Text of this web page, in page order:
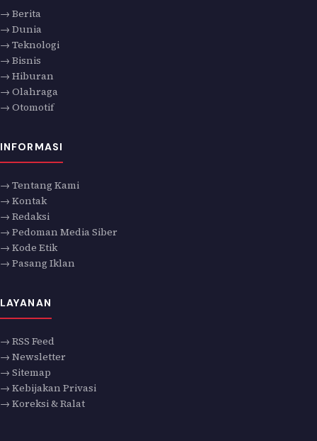
→ Berita
→ Dunia
→ Teknologi
→ Bisnis
→ Hiburan
→ Olahraga
→ Otomotif
INFORMASI
→ Tentang Kami
→ Kontak
→ Redaksi
→ Pedoman Media Siber
→ Kode Etik
→ Pasang Iklan
LAYANAN
→ RSS Feed
→ Newsletter
→ Sitemap
→ Kebijakan Privasi
→ Koreksi & Ralat